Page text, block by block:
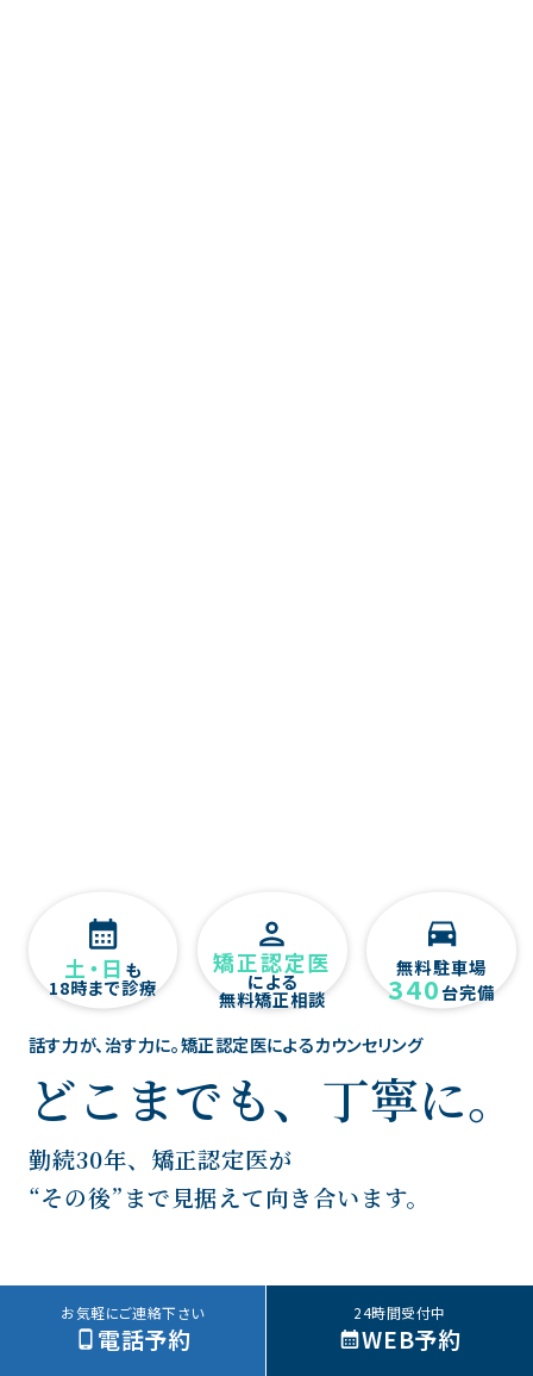
土・日 も
18時まで診療
矯正認定医
による
無料矯正相談
無料駐車場
340台完備
話す力が、治す力に。矯正認定医によるカウンセリング
どこまでも、丁寧に。
勤続30年、矯正認定医が
“その後”まで見据えて向き合います。
お気軽にご連絡下さい
電話予約
24時間受付中
WEB予約